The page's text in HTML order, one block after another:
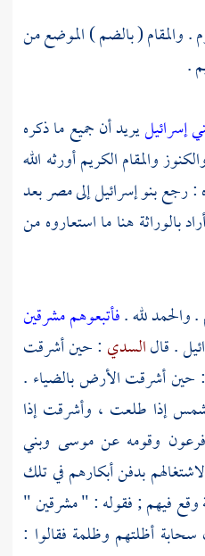
. والمقام ( بالضم ) الموضع من
.
إسرائيليريد أن جميع ما ذكره
والمقام الكريم أورثه الله
: رجعبنو إسرائيلإلىمصربعد
بالوراثة هنا ما استعاروه من
لله .فأتبعوهم مشرقين
. قالالسدي : حين أشرقت
: حين أشرقت الأرض بالضياء .
إذا طلعت ، وأشرقت إذا
فرعون وقومه عنموسى وبني
بدفن أبكارهم في تلك
وقع فيهم ; فقوله : " مشرقين "
سحابة أظلتهم وظلمة فقالوا :